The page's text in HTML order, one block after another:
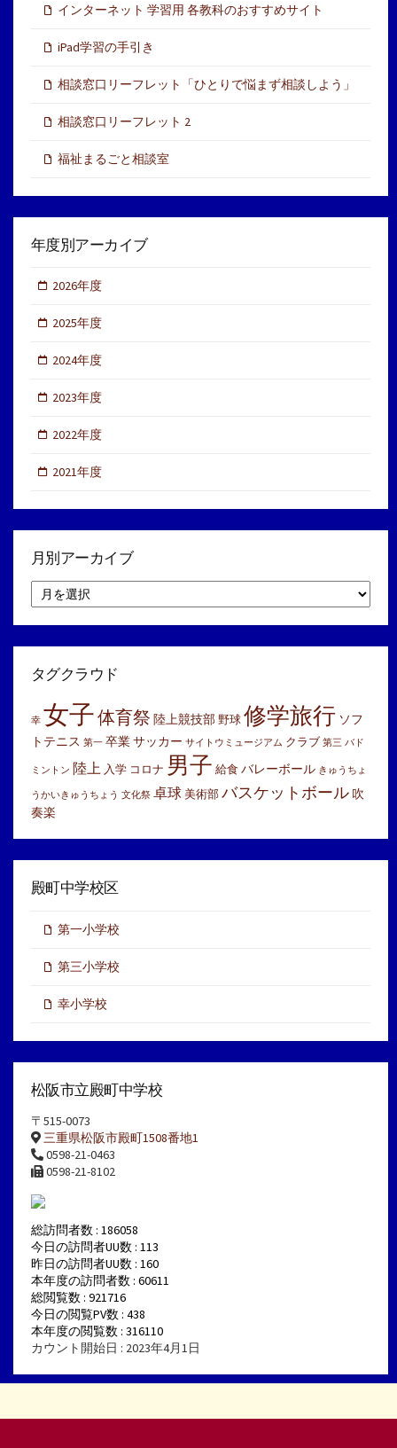
インターネット 学習用 各教科のおすすめサイト
iPad学習の手引き
相談窓口リーフレット「ひとりで悩まず相談しよう」
相談窓口リーフレット 2
福祉まるごと相談室
年度別アーカイブ
2026年度
2025年度
2024年度
2023年度
2022年度
2021年度
月別アーカイブ
別
ア
イ
タグクラウド
幸 女子体育祭 陸上競技部 野球 修学旅行 ソフ
トテニス 第一 卒業サッカー サイトウミュージアム クラブ 第三 バド
ミントン 陸上 入学 コロナ 男子 給食 バレーボール きゅうちょ
うかいきゅうちょう 文化祭 卓球 美術部 バスケットボール 吹
奏楽
殿町中学校区
第一小学校
第三小学校
幸小学校
松阪市立殿町中学校
〒515-0073
三重県松阪市殿町1508番地1
0598-21-0463
0598-21-8102
総訪問者数 : 186058
今日の訪問者UU数 : 113
昨日の訪問者UU数 : 160
本年度の訪問者数 : 60611
総閲覧数 : 921716
今日の閲覧PV数 : 438
本年度の閲覧数 : 316110
カウント開始日 : 2023年4月1日